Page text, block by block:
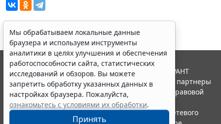
Мы обрабатываем локальные данные
браузера и используем инструменты
аналитики в целях улучшения и обеспечения
работоспособности сайта, статистических
исследований и обзоров. Вы можете
запретить обработку указанных данных в
настройках браузера. Пожалуйста,
ознакомьтесь с условиями их обработки.
Принять
© ООО "НПП "ГАРАНТ-СЕРВИС", 2026. Система ГАРАНТ
выпускается с 1990 года. Компания "Гарант" и ее партнеры
являются участниками Российской ассоциации правовой
информации ГАРАНТ.
Портал ГАРАНТ.РУ зарегистрирован в качестве сетевого